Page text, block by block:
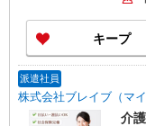
キープ
派遣社員
株式会社ブレイブ（マ
介